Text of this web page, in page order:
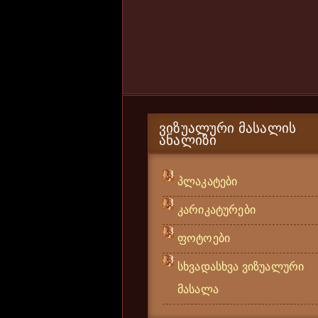
ᲕᲘᲖᲣᲐᲚᲣᲠᲘ ᲛᲐᲡᲐᲚᲘᲡ
ᲐᲜᲐᲚᲘᲖᲘ
პლაკატები
კარიკატურები
ფოტოები
სხვადასხვა ვიზუალური
მასალა